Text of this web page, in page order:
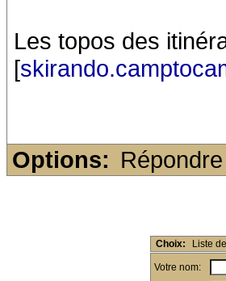
Les topos des
[
Options:
Choix: Liste
Votre nom: